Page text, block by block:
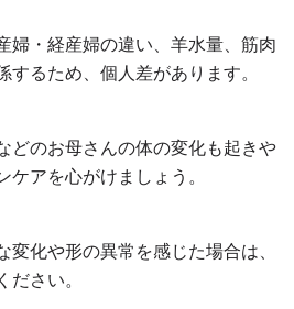
婦・経産婦の違い、羊水量、筋肉
するため、個人差があります。
どのお母さんの体の変化も起きや
ケアを心がけましょう。
変化や形の異常を感じた場合は、
ださい。